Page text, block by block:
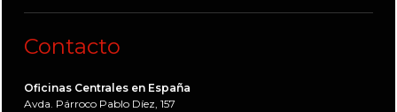
Contacto
Oficinas Centrales en España
Avda. Párroco Pablo Díez, 157